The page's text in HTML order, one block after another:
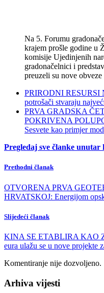
Na 5. Forumu
krajem prošle godine u
komisije Ujedinjenih
gradonačelnici i
preuzeli su nove
PRIRODNI RESURSI
potrošači stvaraju
PRVA GRADSKA
POKRIVENA
Sesvete kao primjer
Pregledaj sve članke
Prethodni članak
OTVORENA PRVA
HRVATSKOJ: Energijom
Slijedeći članak
KINA SE ETABLIRA KAO
eura ulažu se u nove projekte
Komentiranje nije dozvoljeno.
Arhiva vijesti